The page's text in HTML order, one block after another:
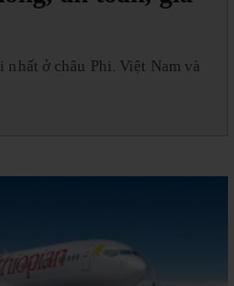
ở châu Phi. Việt Nam và